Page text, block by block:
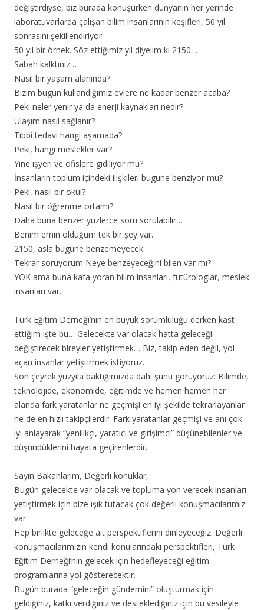
değiştirdiyse, biz burada konuşurken dünyanın her yerinde
laboratuvarlarda çalışan bilim insanlarının keşifleri, 50 yıl
sonrasını şekillendiriyor.
50 yıl bir örnek. Söz ettiğimiz yıl diyelim ki 2150…
Sabah kalktınız…
Nasıl bir yaşam alanında?
Bizim bugün kullandığımız evlere ne kadar benzer acaba?
Peki neler yenir ya da enerji kaynakları nedir?
Ulaşım nasıl sağlanır?
Tıbbi tedavi hangi aşamada?
Peki, hangi meslekler var?
Yine işyeri ve ofislere gidiliyor mu?
İnsanların toplum içindeki ilişkileri bugüne benziyor mu?
Peki, nasıl bir okul?
Nasıl bir öğrenme ortamı?
Daha buna benzer yüzlerce soru sorulabilir…
Benim emin olduğum tek bir şey var.
2150, asla bugüne benzemeyecek
Tekrar soruyorum Neye benzeyeceğini bilen var mı?
YOK ama buna kafa yoran bilim insanları, fütürologlar, meslek
insanları var.
Türk Eğitim Derneği’nin en büyük sorumluluğu derken kast
ettiğim işte bu… Gelecekte var olacak hatta geleceği
değiştirecek bireyler yetiştirmek… Biz, takip eden değil, yol
açan insanlar yetiştirmek istiyoruz.
Son çeyrek yüzyıla baktığımızda dahi şunu görüyoruz: Bilimde,
teknolojide, ekonomide, eğitimde ve hemen hemen her
alanda fark yaratanlar ne geçmişi en iyi şekilde tekrarlayanlar
ne de en hızlı takipçilerdir. Fark yaratanlar geçmişi ve anı çok
iyi anlayarak “yenilikçi, yaratıcı ve girişimci” düşünebilenler ve
düşündüklerini hayata geçirenlerdir.
Sayın Bakanlarım, Değerli konuklar,
Bugün gelecekte var olacak ve topluma yön verecek insanları
yetiştirmek için bize ışık tutacak çok değerli konuşmacılarımız
var.
Hep birlikte geleceğe ait perspektiflerini dinleyeceğiz. Değerli
konuşmacılarımızın kendi konularındaki perspektifleri, Türk
Eğitim Derneği’nin gelecek için hedefleyeceği eğitim
programlarına yol gösterecektir.
Bugün burada “geleceğin gündemini” oluşturmak için
geldiğiniz, katkı verdiğiniz ve desteklediğiniz için bu vesileyle